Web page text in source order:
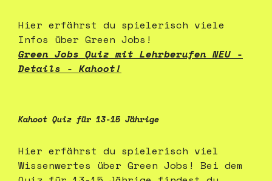
Hier erfährst du spielerisch viele
Infos über Green Jobs!
Green Jobs Quiz mit Lehrberufen NEU -
Details - Kahoot!
Kahoot Quiz für 13-15 Jährige
Hier erfährst du spielerisch viel
Wissenwertes über Green Jobs! Bei dem